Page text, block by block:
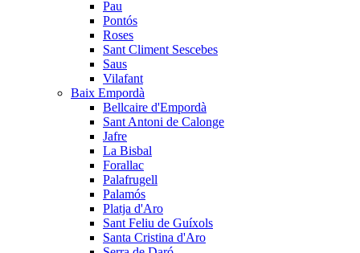
Pau
Pontós
Roses
Sant Climent Sescebes
Saus
Vilafant
Baix Empordà
Bellcaire d'Empordà
Sant Antoni de Calonge
Jafre
La Bisbal
Forallac
Palafrugell
Palamós
Platja d'Aro
Sant Feliu de Guíxols
Santa Cristina d'Aro